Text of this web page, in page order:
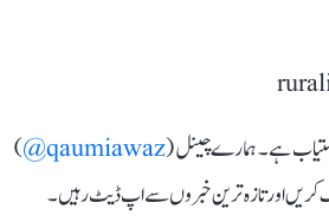
دستیاب ہے۔ ہمارے چینل (qaumiawaz@
)
کریں اور تازہ ترین خبروں سے اپ ڈیٹ رہیں۔